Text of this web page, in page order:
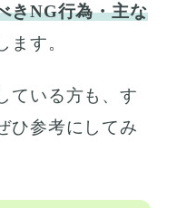
きNG行為・主な
ます。
ている方も、す
ひ参考にしてみ